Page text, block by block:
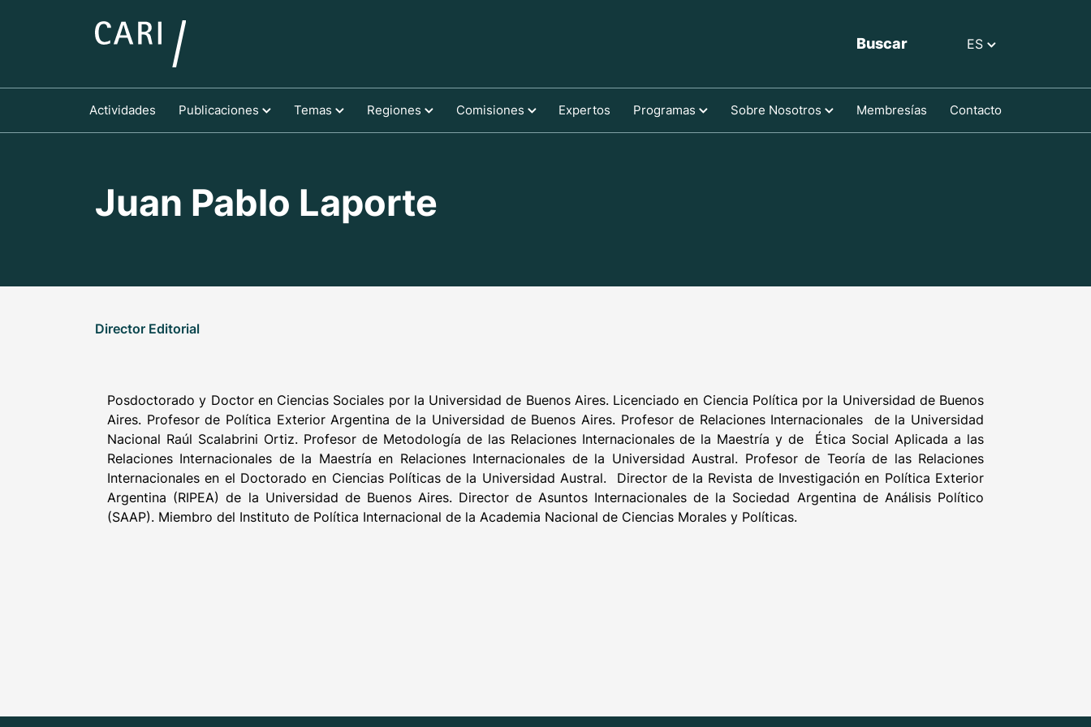
Buscar ES
Actividades Publicaciones Temas Regiones Comisiones Expertos Programas Sobre Nosotros Membresías Contacto
Juan Pablo Laporte
Director Editorial
Posdoctorado y Doctor en Ciencias Sociales por la Universidad de Buenos Aires. Licenciado en Ciencia Política por la Universidad de Buenos
Aires. Profesor de Política Exterior Argentina de la Universidad de Buenos Aires. Profesor de Relaciones Internacionales de la Universidad
Nacional Raúl Scalabrini Ortiz. Profesor de Metodología de las Relaciones Internacionales de la Maestría y de Ética Social Aplicada a las
Relaciones Internacionales de la Maestría en Relaciones Internacionales de la Universidad Austral. Profesor de Teoría de las Relaciones
Internacionales en el Doctorado en Ciencias Políticas de la Universidad Austral. Director de la Revista de Investigación en Política Exterior
Argentina (RIPEA) de la Universidad de Buenos Aires. Director de Asuntos Internacionales de la Sociedad Argentina de Análisis Político
(SAAP). Miembro del Instituto de Política Internacional de la Academia Nacional de Ciencias Morales y Políticas.